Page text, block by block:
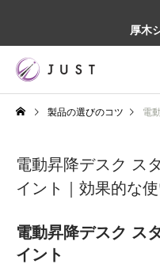
厚木
製品の選びのコツ 電動昇
電動昇降デスク ス
イント｜効果的な
電動昇降デスク ス
イント